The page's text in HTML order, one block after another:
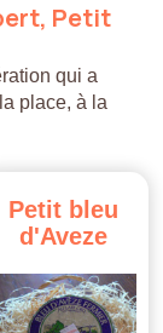
Petit
qui a
place, à la
Petit bleu
d'Aveze